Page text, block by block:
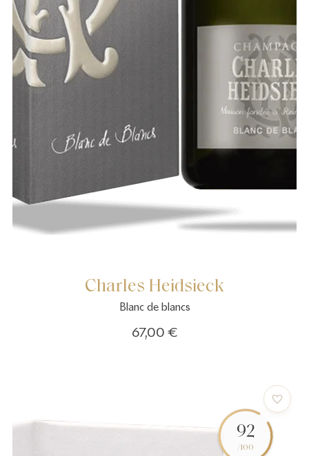
Charles Heidsieck
Blanc de blancs
67,00 €
92
/100